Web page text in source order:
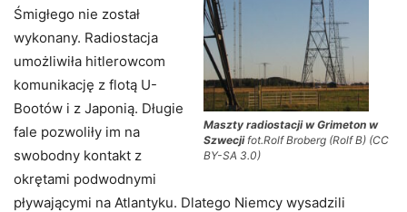
Maszty radiostacji w Grimeton w
Szwecjifot.Rolf Broberg (Rolf B) (CC
BY-SA 3.0)
Śmigłego nie został
wykonany. Radiostacja
umożliwiła hitlerowcom
komunikację z flotą U-
Bootów i z Japonią. Długie
fale pozwoliły im na
swobodny kontakt z
okrętami podwodnymi
pływającymi na Atlantyku. Dlatego Niemcy wysadzili